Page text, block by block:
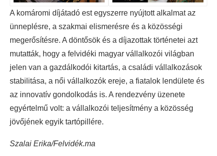
A komáromi díjátadó est egyszerre nyújtott alkalmat az
ünneplésre, a szakmai elismerésre és a közösségi
megerősítésre. A döntősök és a díjazottak történetei azt
mutatták, hogy a felvidéki magyar vállalkozói világban
jelen van a gazdálkodói kitartás, a családi vállalkozások
stabilitása, a női vállalkozók ereje, a fiatalok lendülete és
az innovatív gondolkodás is. A rendezvény üzenete
egyértelmű volt: a vállalkozói teljesítmény a közösség
jövőjének egyik tartópillére.
Szalai Erika/Felvidék.ma